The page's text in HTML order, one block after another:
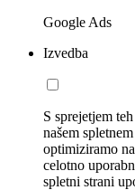
Google Ads
Izvedba
S sprejetjem
našem
optimiziramo
celotno
spletni strani